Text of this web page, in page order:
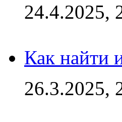
24.4.2025,
Как найти
26.3.2025,